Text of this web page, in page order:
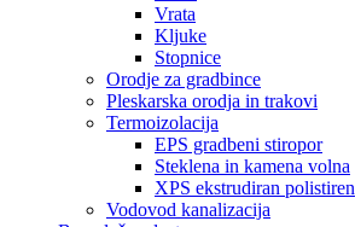
Vrata
Kljuke
Stopnice
Orodje za gradbince
Pleskarska orodja in trakovi
Termoizolacija
EPS gradbeni stiropor
Steklena in kamena volna
XPS ekstrudiran polistiren
Vodovod kanalizacija